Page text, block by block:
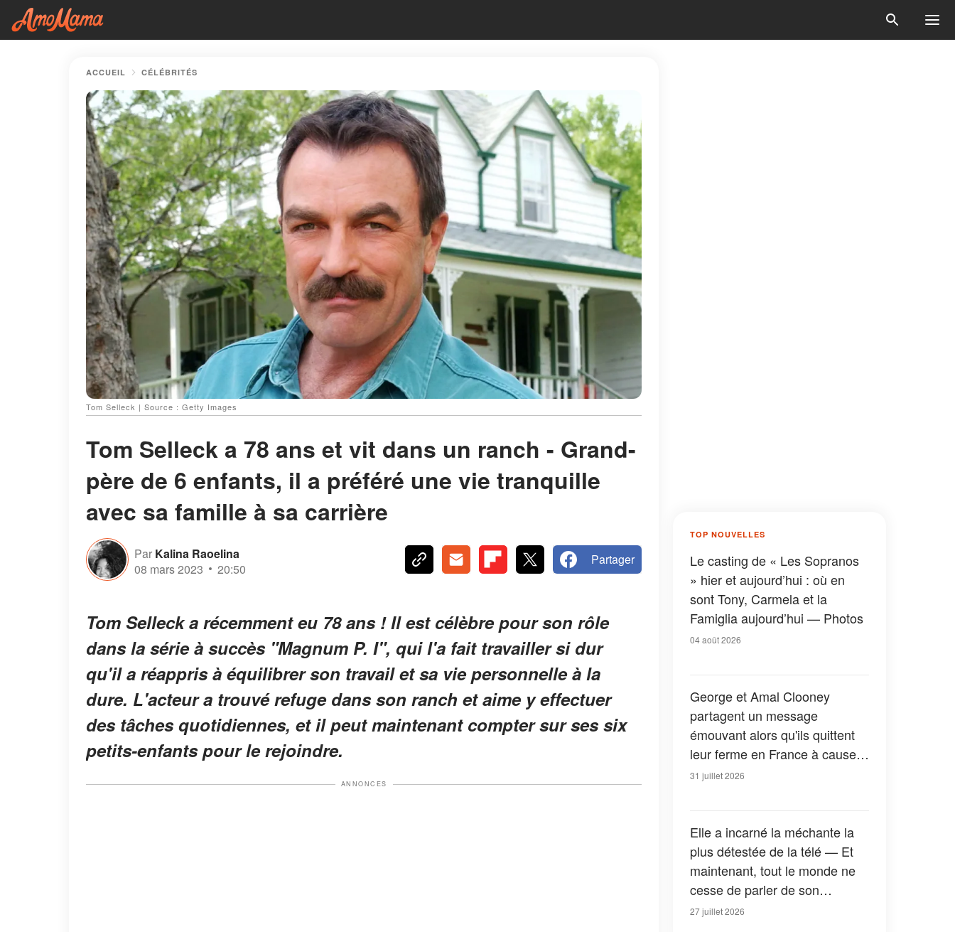
ACCUEIL CÉLÉBRITÉS
Tom Selleck | Source : Getty Images
Tom Selleck a 78 ans et vit dans un ranch - Grand-
père de 6 enfants, il a préféré une vie tranquille
avec sa famille à sa carrière
Par Kalina Raoelina
08 mars 2023
20:50
Partager
Tom Selleck a récemment eu 78 ans ! Il est célèbre pour son rôle
dans la série à succès "Magnum P. I", qui l'a fait travailler si dur
qu'il a réappris à équilibrer son travail et sa vie personnelle à la
dure. L'acteur a trouvé refuge dans son ranch et aime y effectuer
des tâches quotidiennes, et il peut maintenant compter sur ses six
petits-enfants pour le rejoindre.
ANNONCES
TOP NOUVELLES
Le casting de « Les Sopranos
» hier et aujourd’hui : où en
sont Tony, Carmela et la
Famiglia aujourd’hui — Photos
04 août 2026
George et Amal Clooney
partagent un message
émouvant alors qu'ils quittent
leur ferme en France à cause
des feux de forêt — Tous les
31 juillet 2026
Elle a incarné la méchante la
plus détestée de la télé — Et
maintenant, tout le monde ne
cesse de parler de son
apparition dans la nouvelle
27 juillet 2026